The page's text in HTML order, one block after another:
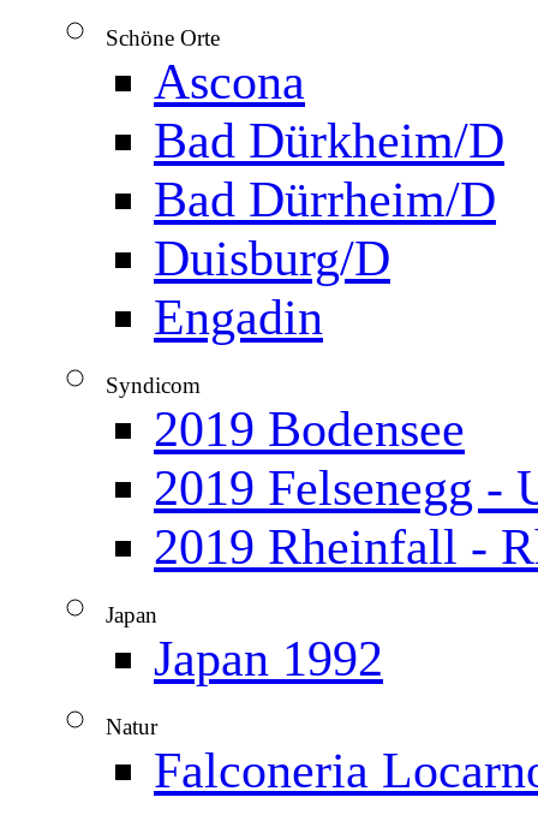
Schöne Orte
Ascona
Bad Dürkheim/D
Bad Dürrheim/D
Duisburg/D
Engadin
Syndicom
2019 Bodensee
2019 Felsenegg -
2019 Rheinfall -
Japan
Japan 1992
Natur▼
Falconeria